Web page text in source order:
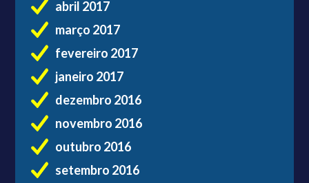
abril 2017
março 2017
fevereiro 2017
janeiro 2017
dezembro 2016
novembro 2016
outubro 2016
setembro 2016